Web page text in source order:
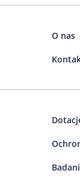
O nas